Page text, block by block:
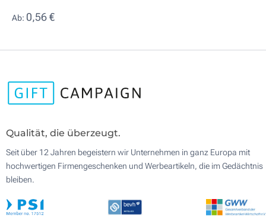
Ab: 0,56 €
Qualität, die überzeugt.
Seit über 12 Jahren begeistern wir Unternehmen in ganz Europa mit
hochwertigen Firmengeschenken und Werbeartikeln, die im Gedächtnis
bleiben.